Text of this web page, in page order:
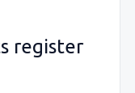
register